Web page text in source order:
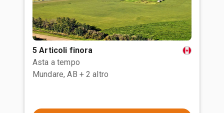
5 Articoli finora
Asta a tempo
Mundare, AB + 2 altro